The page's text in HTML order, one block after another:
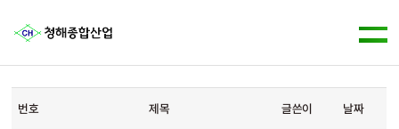
번호 제목 글쓴이 날짜